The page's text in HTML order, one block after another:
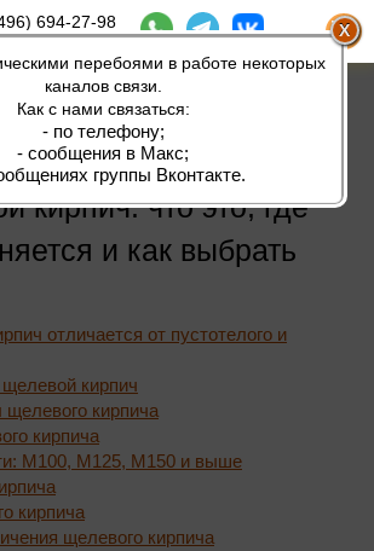
694-27-98
200-10-55
- Статьи - Щелевой кирпич: что
это, где применяется и
как выбрать
кирпич: что это, где
и как выбрать
отличается от пустотелого и
кирпич
кирпича
кирпича
М100, М125, М150 и выше
кирпича
щелевого кирпича
перебоями в работе некоторых
каналов связи.
Как с нами связаться:
- по телефону;
- сообщения в Макс;
группы Вконтакте.